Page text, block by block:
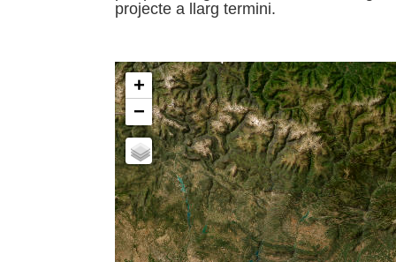
projecte a llarg termini.
+
−